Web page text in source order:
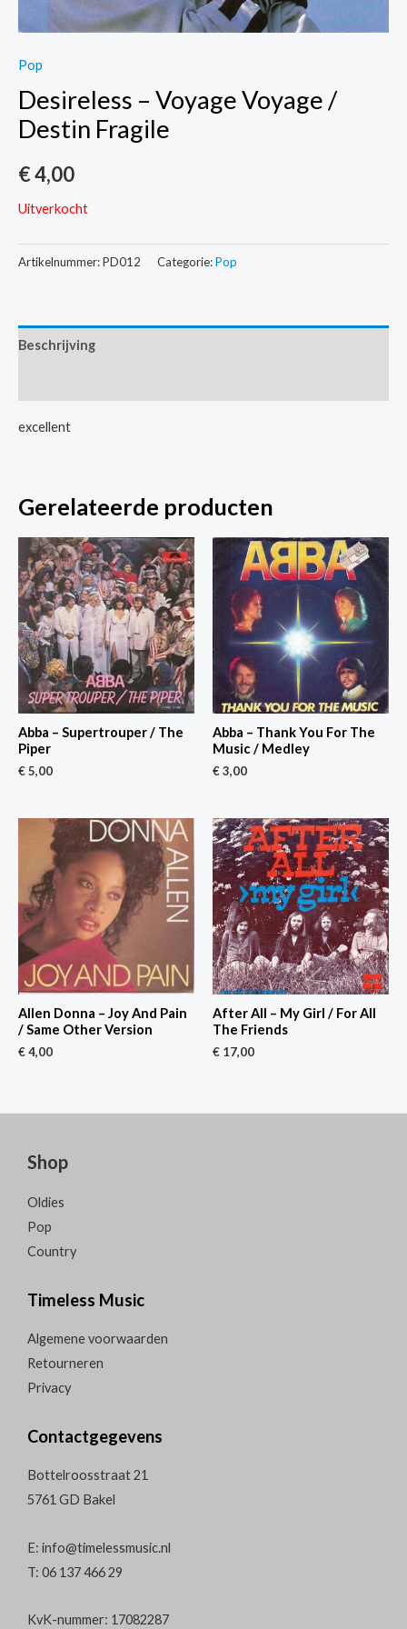
Pop
Desireless – Voyage Voyage /
Destin Fragile
€4,00
Uitverkocht
Artikelnummer:PD012 Categorie:Pop
Beschrijving
excellent
Gerelateerde producten
Abba – Supertrouper / The
Piper
€5,00
Abba – Thank You For The
Music / Medley
€3,00
Allen Donna – Joy And Pain
/ Same Other Version
€4,00
After All – My Girl / For All
The Friends
€ 17,00
Shop
Oldies
Pop
Country
Timeless Music
Algemene voorwaarden
Retourneren
Privacy
Contactgegevens
Bottelroosstraat 21
5761 GD Bakel
E: info@timelessmusic.nl
T: 06 137 466 29
KvK-nummer: 17082287